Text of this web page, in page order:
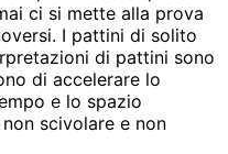
ci si mette alla prova
I pattini di solito
di pattini sono
di accelerare lo
e lo spazio
scivolare e non